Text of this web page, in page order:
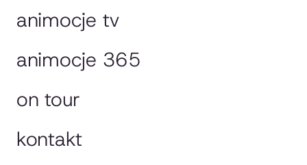
animocje tv
animocje 365
on tour
kontakt